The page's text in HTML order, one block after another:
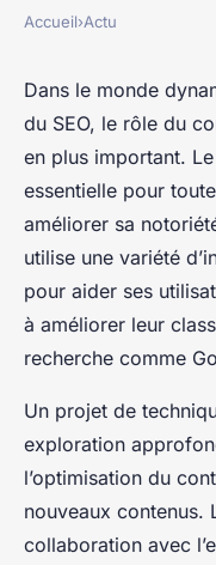
Freelance
stratégique
entreprises
Baptiste•18 février
Accueil›Actu
Dans le monde
du SEO, le rôle du
en plus important.
essentielle pour
améliorer sa
utilise une variété
pour aider ses
à améliorer leur
recherche comme
Un projet de
exploration
l’optimisation du
nouveaux contenus.
collaboration avec